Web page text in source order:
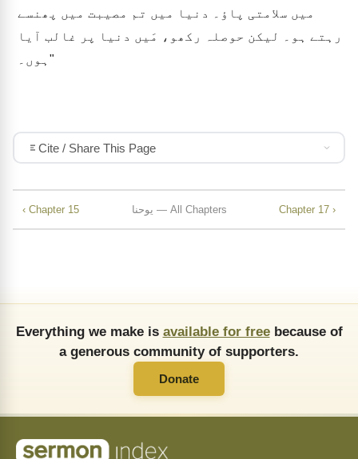
میں سلامتی پاؤ۔ دنیا میں تم مصیبت میں پھنسے
رہتے ہو۔ لیکن حوصلہ رکھو، مَیں دنیا پر غالب آیا
ہوں۔"
Cite / Share This Page
‹ Chapter 15 یوحنا — All Chapters Chapter 17 ›
Everything we make is available for freebecause of
a generous community of supporters.
Donate